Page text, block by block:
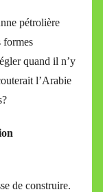
pétrolière
formes
quand il n’y
l’Arabie
de construire.